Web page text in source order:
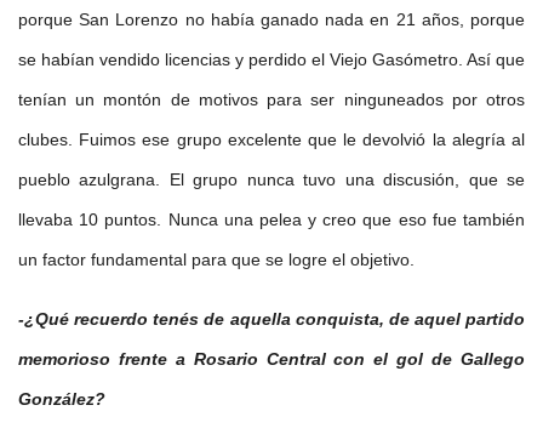
porque San Lorenzo no había ganado nada en 21 años, porque
se habían vendido licencias y perdido el Viejo Gasómetro. Así que
tenían un montón de motivos para ser ninguneados por otros
clubes. Fuimos ese grupo excelente que le devolvió la alegría al
pueblo azulgrana. El grupo nunca tuvo una discusión, que se
llevaba 10 puntos. Nunca una pelea y creo que eso fue también
un factor fundamental para que se logre el objetivo.
-¿Qué recuerdo tenés de aquella conquista, de aquel partido
memorioso frente a Rosario Central con el gol de Gallego
González?